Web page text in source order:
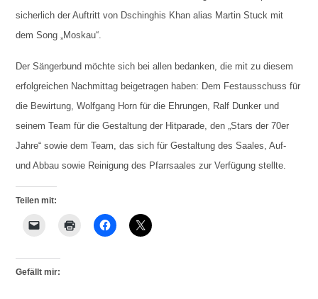
sicherlich der Auftritt von Dschinghis Khan alias Martin Stuck mit
dem Song „Moskau“.
Der Sängerbund möchte sich bei allen bedanken, die mit zu diesem
erfolgreichen Nachmittag beigetragen haben: Dem Festausschuss für
die Bewirtung, Wolfgang Horn für die Ehrungen, Ralf Dunker und
seinem Team für die Gestaltung der Hitparade, den „Stars der 70er
Jahre“ sowie dem Team, das sich für Gestaltung des Saales, Auf-
und Abbau sowie Reinigung des Pfarrsaales zur Verfügung stellte.
Teilen mit:
Gefällt mir: